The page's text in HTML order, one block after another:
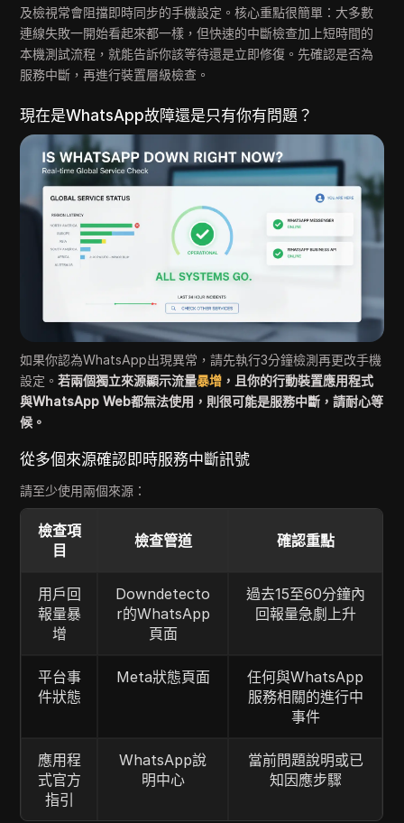
及檢視常會阻擋即時同步的手機設定。核心重點很簡單：大多數
連線失敗一開始看起來都一樣，但快速的中斷檢查加上短時間的
本機測試流程，就能告訴你該等待還是立即修復。先確認是否為
服務中斷，再進行裝置層級檢查。
現在是WhatsApp故障還是只有你有問題？
如果你認為WhatsApp出現異常，請先執行3分鐘檢測再更改手機
設定。若兩個獨立來源顯示流量暴增 ，且你的行動裝置應用程式
與WhatsApp Web都無法使用，則很可能是服務中斷，請耐心等
候。
從多個來源確認即時服務中斷訊號
請至少使用兩個來源：
檢查項
目
檢查管道 確認重點
用戶回
報量暴
增
Downdetecto
r的WhatsApp
頁面
過去15至60分鐘內
回報量急劇上升
平台事
件狀態
Meta狀態頁面
任何與WhatsApp
服務相關的進行中
事件
應用程
式官方
指引
WhatsApp說
明中心
當前問題說明或已
知因應步驟